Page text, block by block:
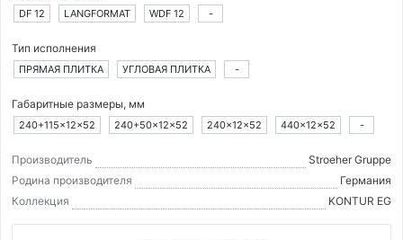
DF 12 LANGFORMAT WDF 12 -
Тип исполнения
ПРЯМАЯ ПЛИТКА УГЛОВАЯ ПЛИТКА -
Габаритные размеры, мм
240+115×12×52 240+50×12×52 240×12×52 440×12×52 -
Производитель
Stroeher Gruppe
Родина производителя
Германия
Коллекция
KONTUR EG